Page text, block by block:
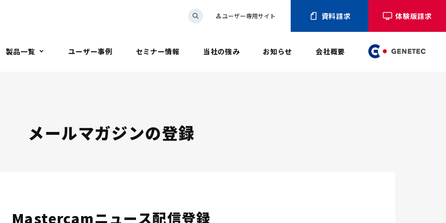
person_outline ユーザー専用サイト 資料請求 体験版請求
製品一覧 ユーザー事例 セミナー情報 当社の強み お知らせ 会社概要
メールマガジンの登録
Mastercamニュース配信登録